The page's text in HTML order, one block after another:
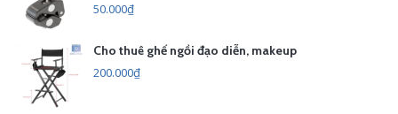
50.000₫
Cho thuê ghế ngồi đạo diễn, makeup
200.000₫